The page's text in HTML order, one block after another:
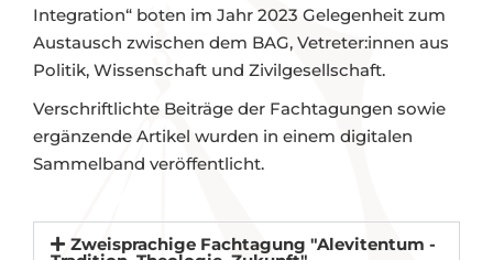
Integration“ boten im Jahr 2023 Gelegenheit zum
Austausch zwischen dem BAG, Vetreter:innen aus
Politik, Wissenschaft und Zivilgesellschaft.
Verschriftlichte Beiträge der Fachtagungen sowie
ergänzende Artikel wurden in einem digitalen
Sammelband veröffentlicht.
Zweisprachige Fachtagung "Alevitentum -